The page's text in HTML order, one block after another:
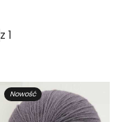
z 1
Nowość